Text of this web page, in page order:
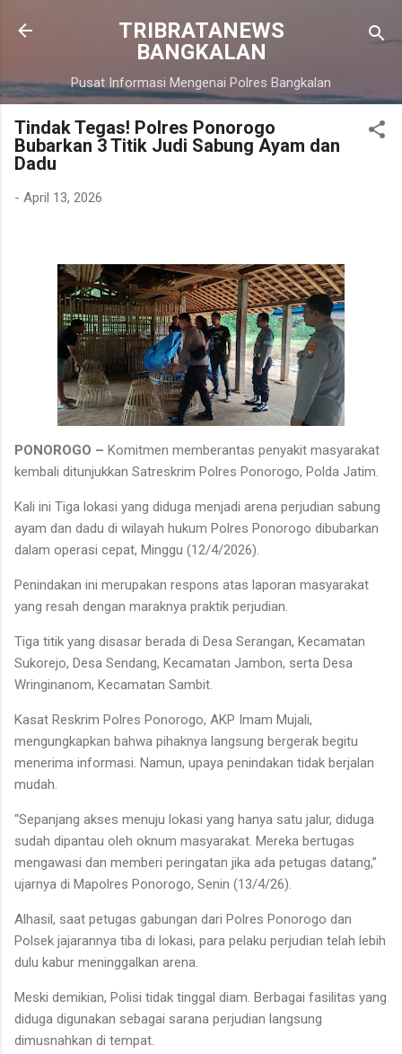
Langsung ke konten utama
TRIBRATANEWS
BANGKALAN
Pusat Informasi Mengenai Polres Bangkalan
Tindak Tegas! Polres Ponorogo
Bubarkan 3 Titik Judi Sabung Ayam dan
Dadu
- April 13, 2026
PONOROGO – Komitmen memberantas penyakit masyarakat
kembali ditunjukkan Satreskrim Polres Ponorogo, Polda Jatim.
Kali ini Tiga lokasi yang diduga menjadi arena perjudian sabung
ayam dan dadu di wilayah hukum Polres Ponorogo dibubarkan
dalam operasi cepat, Minggu (12/4/2026).
Penindakan ini merupakan respons atas laporan masyarakat
yang resah dengan maraknya praktik perjudian.
Tiga titik yang disasar berada di Desa Serangan, Kecamatan
Sukorejo, Desa Sendang, Kecamatan Jambon, serta Desa
Wringinanom, Kecamatan Sambit.
Kasat Reskrim Polres Ponorogo, AKP Imam Mujali,
mengungkapkan bahwa pihaknya langsung bergerak begitu
menerima informasi. Namun, upaya penindakan tidak berjalan
mudah.
“Sepanjang akses menuju lokasi yang hanya satu jalur, diduga
sudah dipantau oleh oknum masyarakat. Mereka bertugas
mengawasi dan memberi peringatan jika ada petugas datang,”
ujarnya di Mapolres Ponorogo, Senin (13/4/26).
Alhasil, saat petugas gabungan dari Polres Ponorogo dan
Polsek jajarannya tiba di lokasi, para pelaku perjudian telah lebih
dulu kabur meninggalkan arena.
Meski demikian, Polisi tidak tinggal diam. Berbagai fasilitas yang
diduga digunakan sebagai sarana perjudian langsung
dimusnahkan di tempat.